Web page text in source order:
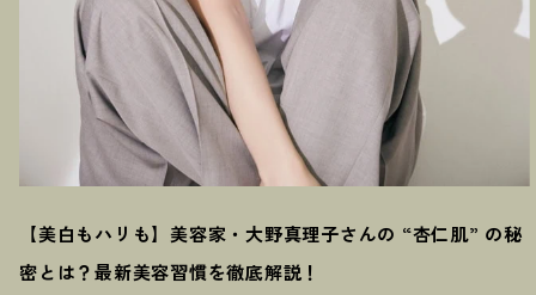
【美白もハリも】美容家・大野真理子さんの “杏仁肌” の秘
密とは？最新美容習慣を徹底解説 ！